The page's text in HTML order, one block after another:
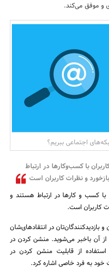
و موفق می‌کند.
اجتماعی ببریم؟
با کسب‌وکارها در ارتباط
و نظرات کاربران است
کسب و کارها در ارتباط هستند و
کاربران است.
در انتقادهای‌شان
آن باخبر می‌شوید. منشن کردن در
از قابلیت منشن کردن در
به فرد خاصی اشاره کرد.